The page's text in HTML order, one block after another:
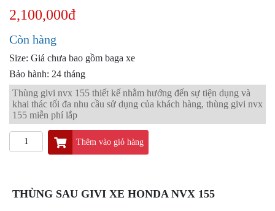
ĐỒ
CHƠI
PHỤ
KIỆN
YAMAHA
PG-
1
CẢNG
GIVI
CHƠI
2,100,000đ
Còn hàng
Size: Giá chưa bao gồm baga xe
Bảo hành: 24 tháng
Thùng givi nvx 155 thiết kế nhằm hướng đến sự tiện dụng và
khai thác tối đa nhu cầu sử dụng của khách hàng, thùng givi nvx
155 miễn phí lắp
Thêm vào giỏ hàng
THÙNG SAU GIVI XE HONDA NVX 155